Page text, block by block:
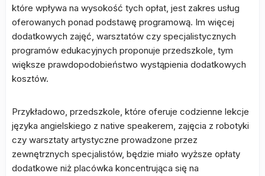
które wpływa na wysokość tych opłat, jest zakres usług
oferowanych ponad podstawę programową. Im więcej
dodatkowych zajęć, warsztatów czy specjalistycznych
programów edukacyjnych proponuje przedszkole, tym
większe prawdopodobieństwo wystąpienia dodatkowych
kosztów.
Przykładowo, przedszkole, które oferuje codzienne lekcje
języka angielskiego z native speakerem, zajęcia z robotyki
czy warsztaty artystyczne prowadzone przez
zewnętrznych specjalistów, będzie miało wyższe opłaty
dodatkowe niż placówka koncentrująca się na